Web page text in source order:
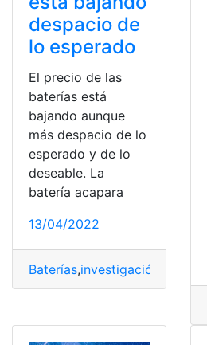
despacio de
lo esperado
El precio de las
baterías está
bajando aunque
más despacio de lo
esperado y de lo
deseable. La
batería acapara
13/04/2022
Baterías,investigación